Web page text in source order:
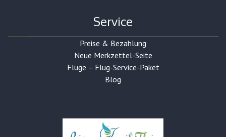
Service
Preise & Bezahlung
Neue Merkzettel-Seite
Flüge – Flug-Service-Paket
Blog